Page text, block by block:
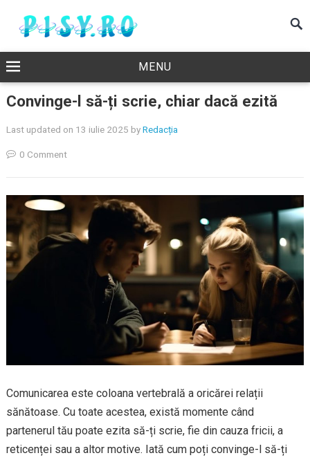
MENU
Convinge-l să-ți scrie, chiar dacă ezită
Last updated on 13 iulie 2025 byRedacția
0 Comment
Comunicarea este coloana vertebrală a oricărei relații
sănătoase. Cu toate acestea, există momente când
partenerul tău poate ezita să-ți scrie, fie din cauza fricii, a
reticenței sau a altor motive. Iată cum poți convinge-l să-ți